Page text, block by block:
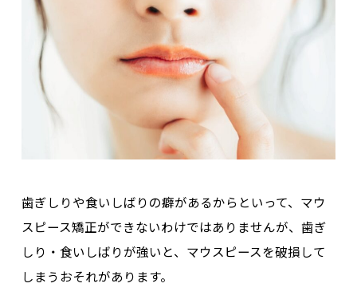
歯ぎしりや食いしばりの癖があるからといって、マウ
スピース矯正ができないわけではありませんが、歯ぎ
しり・食いしばりが強いと、 マウスピースを破損して
しまうおそれがあります。